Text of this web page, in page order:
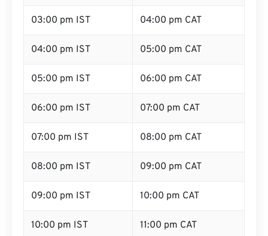
03:00 pm IST 04:00 pm CAT
04:00 pm IST 05:00 pm CAT
05:00 pm IST 06:00 pm CAT
06:00 pm IST 07:00 pm CAT
07:00 pm IST 08:00 pm CAT
08:00 pm IST 09:00 pm CAT
09:00 pm IST 10:00 pm CAT
10:00 pm IST 11:00 pm CAT